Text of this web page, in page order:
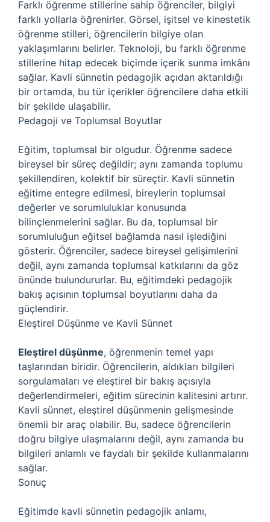
Farklı öğrenme stillerine sahip öğrenciler, bilgiyi
farklı yollarla öğrenirler. Görsel, işitsel ve kinestetik
öğrenme stilleri, öğrencilerin bilgiye olan
yaklaşımlarını belirler. Teknoloji, bu farklı öğrenme
stillerine hitap edecek biçimde içerik sunma imkânı
sağlar. Kavli sünnetin pedagojik açıdan aktarıldığı
bir ortamda, bu tür içerikler öğrencilere daha etkili
bir şekilde ulaşabilir.
Pedagoji ve Toplumsal Boyutlar
Eğitim, toplumsal bir olgudur. Öğrenme sadece
bireysel bir süreç değildir; aynı zamanda toplumu
şekillendiren, kolektif bir süreçtir. Kavli sünnetin
eğitime entegre edilmesi, bireylerin toplumsal
değerler ve sorumluluklar konusunda
bilinçlenmelerini sağlar. Bu da, toplumsal bir
sorumluluğun eğitsel bağlamda nasıl işlediğini
gösterir. Öğrenciler, sadece bireysel gelişimlerini
değil, aynı zamanda toplumsal katkılarını da göz
önünde bulundururlar. Bu, eğitimdeki pedagojik
bakış açısının toplumsal boyutlarını daha da
güçlendirir.
Eleştirel Düşünme ve Kavli Sünnet
Eleştirel düşünme, öğrenmenin temel yapı
taşlarından biridir. Öğrencilerin, aldıkları bilgileri
sorgulamaları ve eleştirel bir bakış açısıyla
değerlendirmeleri, eğitim sürecinin kalitesini artırır.
Kavli sünnet, eleştirel düşünmenin gelişmesinde
önemli bir araç olabilir. Bu, sadece öğrencilerin
doğru bilgiye ulaşmalarını değil, aynı zamanda bu
bilgileri anlamlı ve faydalı bir şekilde kullanmalarını
sağlar.
Sonuç
Eğitimde kavli sünnetin pedagojik anlamı,